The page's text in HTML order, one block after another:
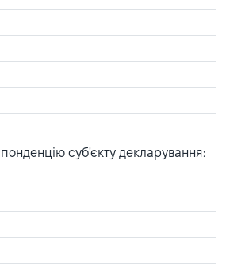
суб'єкту декларування: